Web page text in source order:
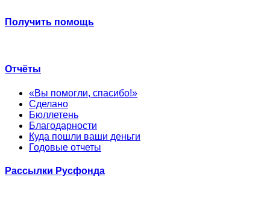
Получить помощь
Отчёты
«Вы помогли, спасибо!»
Сделано
Бюллетень
Благодарности
Куда пошли ваши деньги
Годовые отчеты
Рассылки Русфонда